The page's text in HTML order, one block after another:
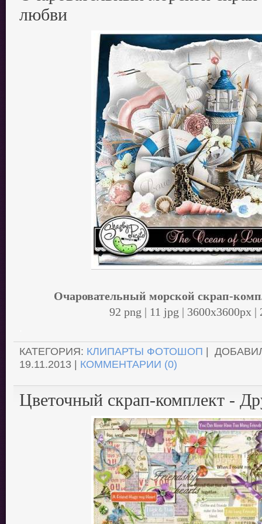
любви
Очаровательный морской скрап-
92 png | 11 jpg | 3600x3600px |
КАТЕГОРИЯ: КЛИПАРТЫ ФОТОШОП |
19.11.2013 | КОММЕНТАРИИ (0)
Цветочный скрап-комплект -